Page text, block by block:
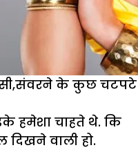
के कुछ चटपटे
हमेशा चाहते थे. कि
दिखने वाली हो.